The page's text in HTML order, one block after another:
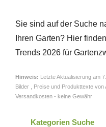
Sie sind auf der Suche
Ihren Garten? Hier
Trends 2026 für
Hinweis: Letzte Aktualisierung am
Bilder , Preise und Produkttexte von
Versandkosten - keine Gewähr
Kategorien Suche